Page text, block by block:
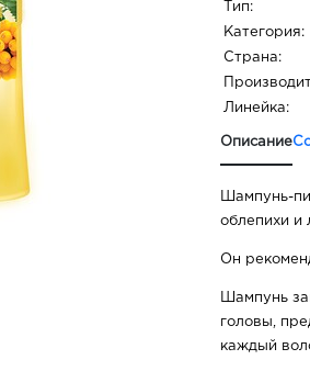
Тип:
Категория:
Страна:
Линейка:
Описание
Шампунь-
облепихи и
Он
Шампунь
головы,
каждый